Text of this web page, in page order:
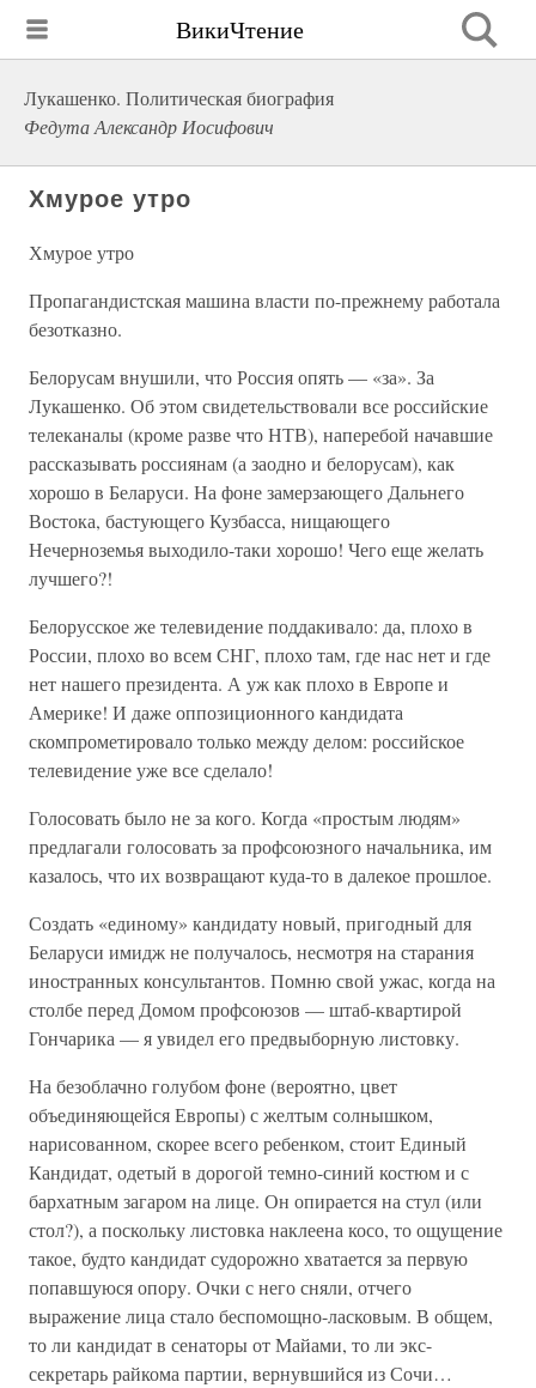
ВикиЧтение
Лукашенко. Политическая биография
Федута Александр Иосифович
Хмурое утро
Хмурое утро
Пропагандистская машина власти по-прежнему работала
безотказно.
Белорусам внушили, что Россия опять — «за». За
Лукашенко. Об этом свидетельствовали все российские
телеканалы (кроме разве что НТВ), наперебой начавшие
рассказывать россиянам (а заодно и белорусам), как
хорошо в Беларуси. На фоне замерзающего Дальнего
Востока, бастующего Кузбасса, нищающего
Нечерноземья выходило-таки хорошо! Чего еще желать
лучшего?!
Белорусское же телевидение поддакивало: да, плохо в
России, плохо во всем СНГ, плохо там, где нас нет и где
нет нашего президента. А уж как плохо в Европе и
Америке! И даже оппозиционного кандидата
скомпрометировало только между делом: российское
телевидение уже все сделало!
Голосовать было не за кого. Когда «простым людям»
предлагали голосовать за профсоюзного начальника, им
казалось, что их возвращают куда-то в далекое прошлое.
Создать «единому» кандидату новый, пригодный для
Беларуси имидж не получалось, несмотря на старания
иностранных консультантов. Помню свой ужас, когда на
столбе перед Домом профсоюзов — штаб-квартирой
Гончарика — я увидел его предвыборную листовку.
На безоблачно голубом фоне (вероятно, цвет
объединяющейся Европы) с желтым солнышком,
нарисованном, скорее всего ребенком, стоит Единый
Кандидат, одетый в дорогой темно-синий костюм и с
бархатным загаром на лице. Он опирается на стул (или
стол?), а поскольку листовка наклеена косо, то ощущение
такое, будто кандидат судорожно хватается за первую
попавшуюся опору. Очки с него сняли, отчего
выражение лица стало беспомощно-ласковым. В общем,
то ли кандидат в сенаторы от Майами, то ли экс-
секретарь райкома партии, вернувшийся из Сочи…